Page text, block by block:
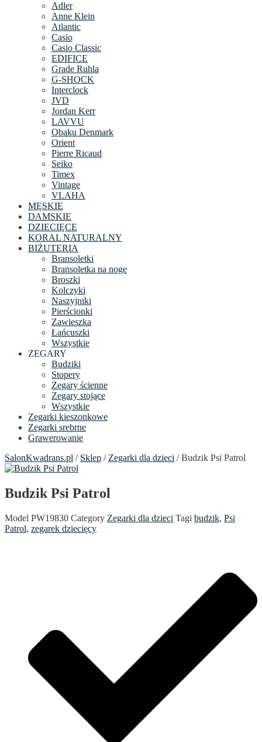
Adler
Anne Klein
Atlantic
Casio
Casio Classic
EDIFICE
Grade Ruhla
G-SHOCK
Interclock
JVD
Jordan Kerr
LAVVU
Obaku Denmark
Orient
Pierre Ricaud
Seiko
Timex
Vintage
VLAHA
MĘSKIE
DAMSKIE
DZIECIĘCE
KORAL NATURALNY
BIŻUTERIA
Bransoletki
Bransoletka na noge
Broszki
Kolczyki
Naszyjniki
Pierścionki
Zawieszka
Łańcuszki
Wszystkie
ZEGARY
Budziki
Stopery
Zegary ścienne
Zegary stojące
Wszystkie
Zegarki kieszonkowe
Zegarki srebrne
Grawerowanie
SalonKwadrans.pl / Sklep / Zegarki dla dzieci / Budzik Psi Patrol
Budzik Psi Patrol
Model PW19830 Category Zegarki dla dzieci Tagi budzik, Psi
Patrol, zegarek dziecięcy